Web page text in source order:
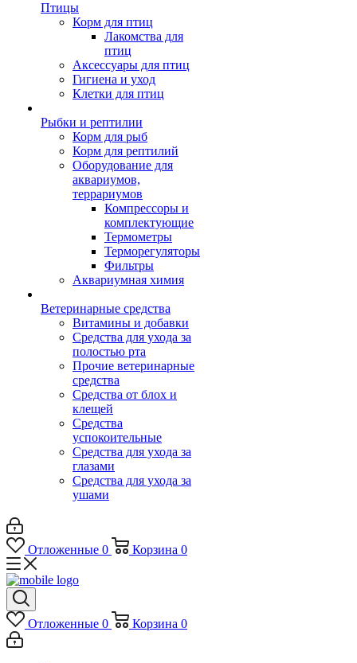
Птицы
Корм для птиц
Лакомства для
птиц
Аксессуары для птиц
Гигиена и уход
Клетки для птиц
Рыбки и рептилии
Корм для рыб
Корм для рептилий
Оборудование для
аквариумов,
террариумов
Компрессоры и
комплектующие
Термометры
Терморегуляторы
Фильтры
Аквариумная химия
Ветеринарные средства
Витамины и добавки
Средства для ухода за
полостью рта
Прочие ветеринарные
средства
Средства от блох и
клещей
Средства
успокоительные
Средства для ухода за
глазами
Средства для ухода за
ушами
Отложенные 0 Корзина 0
Отложенные 0 Корзина 0